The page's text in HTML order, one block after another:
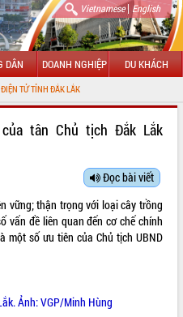
Vietnamese| English
DÂN DOANH NGHIỆP DU KHÁCH
LẮK
tân Chủ tịch Đắk Lắk
Đọc bài viết
vững; thận trọng với loại cây trồng
vấn đề liên quan đến cơ chế chính
một số ưu tiên của Chủ tịch UBND
Ảnh: VGP/Minh Hùng